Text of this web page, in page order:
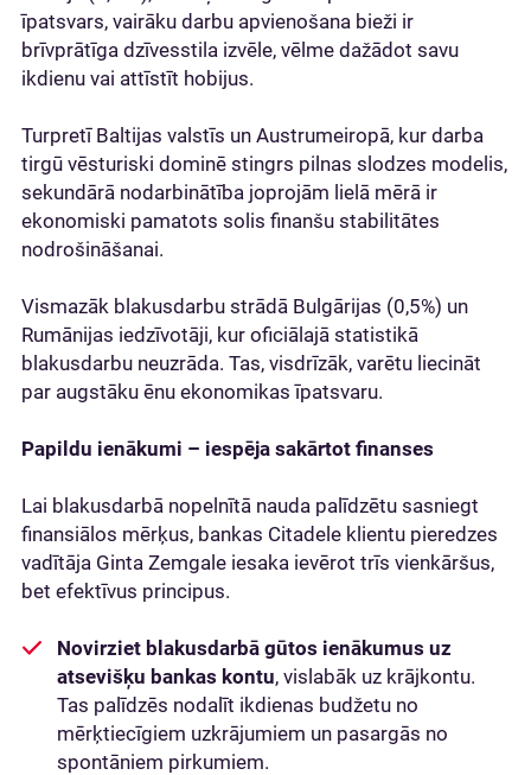
īpatsvars, vairāku darbu apvienošana bieži ir
brīvprātīga dzīvesstila izvēle, vēlme dažādot savu
ikdienu vai attīstīt hobijus.
Turpretī Baltijas valstīs un Austrumeiropā, kur darba
tirgū vēsturiski dominē stingrs pilnas slodzes modelis,
sekundārā nodarbinātība joprojām lielā mērā ir
ekonomiski pamatots solis finanšu stabilitātes
nodrošināšanai.
Vismazāk blakusdarbu strādā Bulgārijas (0,5%) un
Rumānijas iedzīvotāji, kur oficiālajā statistikā
blakusdarbu neuzrāda. Tas, visdrīzāk, varētu liecināt
par augstāku ēnu ekonomikas īpatsvaru.
Papildu ienākumi – iespēja sakārtot finanses
Lai blakusdarbā nopelnītā nauda palīdzētu sasniegt
finansiālos mērķus, bankas Citadele klientu pieredzes
vadītāja Ginta Zemgale iesaka ievērot trīs vienkāršus,
bet efektīvus principus.
Novirziet blakusdarbā gūtos ienākumus uz
atsevišķu bankas kontu, vislabāk uz krājkontu.
Tas palīdzēs nodalīt ikdienas budžetu no
mērķtiecīgiem uzkrājumiem un pasargās no
spontāniem pirkumiem.